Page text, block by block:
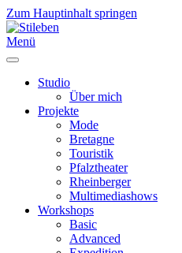
Zum Hauptinhalt springen
Menü
Studio
Über mich
Projekte
Mode
Bretagne
Touristik
Pfalztheater
Rheinberger
Multimediashows
Workshops
Basic
Advanced